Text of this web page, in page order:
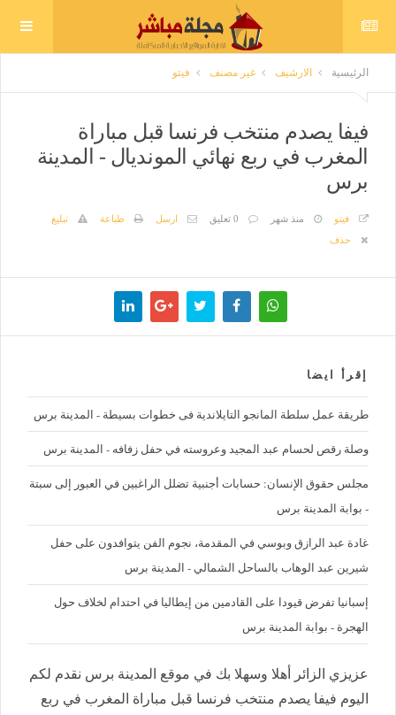
الرئيسية الارشيف غير مصنف فيتو
فيفا يصدم منتخب فرنسا قبل مباراة
المغرب في ربع نهائي المونديال - المدينة
برس
فيتو منذ شهر 0 تعليق ارسل طباعة
تبليغ
حذف
إقرأ ايضا
طريقة عمل سلطة المانجو التايلاندية فى خطوات بسيطة - المدينة برس
وصلة رقص لحسام عبد المجيد وعروسته في حفل زفافه - المدينة برس
مجلس حقوق الإنسان: حسابات أجنبية تضلل الراغبين في العبور إلى سبتة
- بوابة المدينة برس
غادة عبد الرازق وبوسي في المقدمة، نجوم الفن يتوافدون على حفل
شيرين عبد الوهاب بالساحل الشمالي - المدينة برس
إسبانيا تفرض قيودا على القادمين من إيطاليا في احتدام لخلاف حول
الهجرة - بوابة المدينة برس
عزيزي الزائر أهلا وسهلا بك في موقع المدينة برس نقدم لكم
اليوم فيفا يصدم منتخب فرنسا قبل مباراة المغرب في ربع